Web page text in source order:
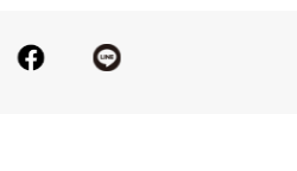
【胸回り】106cm 【肩幅】